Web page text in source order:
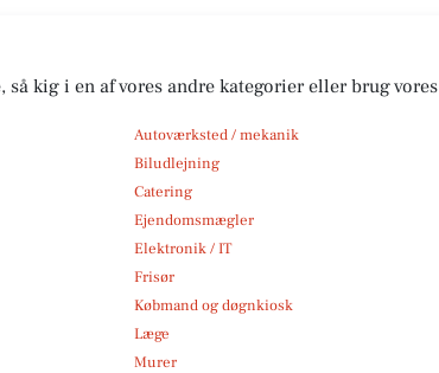
så kig i en af vores andre kategorier eller brug vores
Autoværksted / mekanik
Biludlejning
Catering
Ejendomsmægler
Elektronik / IT
Frisør
Købmand og døgnkiosk
Læge
Murer